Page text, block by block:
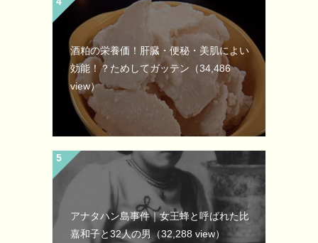
酒粕の栄養価！肝臓・便秘・美肌によい
効能！？ためしてガッテン （34,486
view）
アナタハン島事件｜女王蜂と呼ばれた比
嘉和子と32人の男（32,288 view）